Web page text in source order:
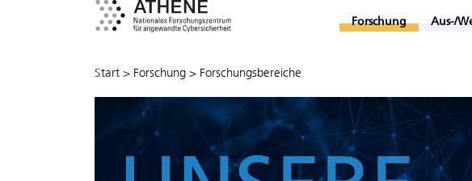
Forschung Aus-/
Start > Forschung > Forschungsbereiche